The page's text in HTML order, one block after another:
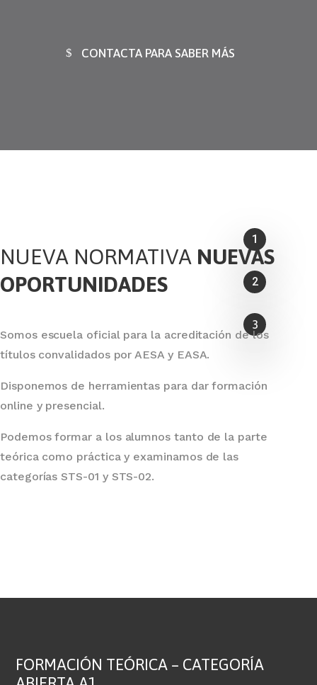
CONTACTA PARA SABER MÁS
3
2
1
NUEVA NORMATIVA NUEVAS
OPORTUNIDADES
Somos escuela oficial para la acreditación de los
títulos convalidados por AESA y EASA.
Disponemos de herramientas para dar formación
online y presencial.
Podemos formar a los alumnos tanto de la parte
teórica como práctica y examinamos de las
categorías STS-01 y STS-02.
FORMACIÓN TEÓRICA – CATEGORÍA